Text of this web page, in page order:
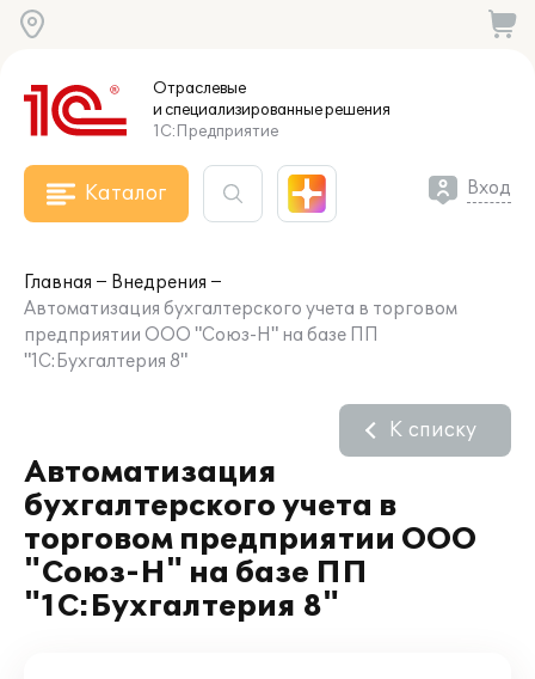
Отраслевые
и специализированныерешения
1С:Предприятие
Каталог Вход
Главная
Внедрения
Автоматизация бухгалтерского учета в торговом
предприятии ООО "Союз-Н" на базе ПП
"1С:Бухгалтерия 8"
Автоматизация
бухгалтерского учета в
торговом предприятии ООО
"Союз-Н" на базе ПП
"1С:Бухгалтерия 8"
К списку